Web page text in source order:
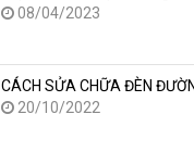
08/04/2023
CÁCH SỬA CHỮA ĐÈN
20/10/2022